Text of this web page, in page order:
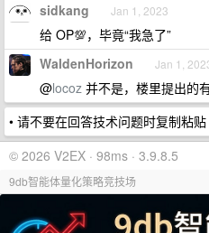
sidkang Jan 1, 2023
给 OP💯，毕竟“我急了”
WaldenHorizon Jan 1,
@locoz 并不是，楼里提出的
• 请不要在回答技术问题时复制粘
© 2026 V2EX · 98ms · 3.9.8.5
9db智能体量化策略竞技场